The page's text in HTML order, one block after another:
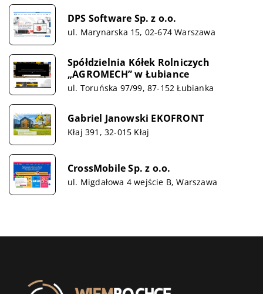
DPS Software Sp. z o.o.
ul. Marynarska 15, 02-674 Warszawa
Spółdzielnia Kółek Rolniczych
„AGROMECH” w Łubiance
ul. Toruńska 97/99, 87-152 Łubianka
Gabriel Janowski EKOFRONT
Kłaj 391, 32-015 Kłaj
CrossMobile Sp. z o.o.
ul. Migdałowa 4 wejście B, Warszawa